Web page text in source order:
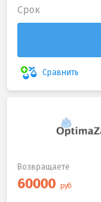
Срок
Сравнить
Возвращаете